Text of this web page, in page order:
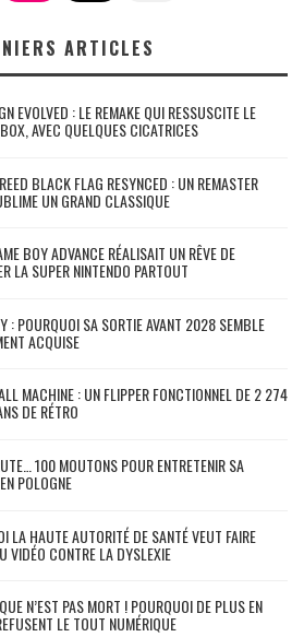
ARTICLES
EVOLVED : LE REMAKE QUI RESSUSCITE LE
AVEC QUELQUES CICATRICES
BLACK FLAG RESYNCED : UN REMASTER
UN GRAND CLASSIQUE
BOY ADVANCE RÉALISAIT UN RÊVE DE
LA SUPER NINTENDO PARTOUT
: POURQUOI SA SORTIE AVANT 2028 SEMBLE
ACQUISE
MACHINE : UN FLIPPER FONCTIONNEL DE 2 274
DE RÉTRO
100 MOUTONS POUR ENTRETENIR SA
POLOGNE
LA HAUTE AUTORITÉ DE SANTÉ VEUT FAIRE
VIDÉO CONTRE LA DYSLEXIE
N’EST PAS MORT ! POURQUOI DE PLUS EN
LE TOUT NUMÉRIQUE